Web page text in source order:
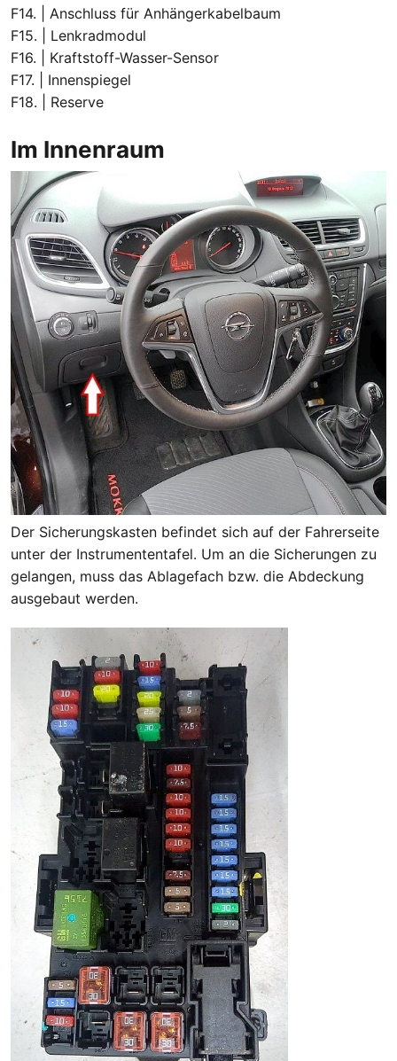
F14. | Anschluss für Anhängerkabelbaum
F15. | Lenkradmodul
F16. | Kraftstoff-Wasser-Sensor
F17. | Innenspiegel
F18. | Reserve
Im Innenraum
Der Sicherungskasten befindet sich auf der Fahrerseite
unter der Instrumententafel. Um an die Sicherungen zu
gelangen, muss das Ablagefach bzw. die Abdeckung
ausgebaut werden.